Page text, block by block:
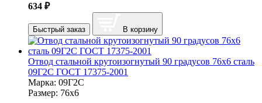
634 ₽
Быстрый заказ В корзину
Отвод стальной крутоизогнутый 90 градусов 76х6 сталь
09Г2С ГОСТ 17375-2001
Марка: 09Г2С
Размер: 76х6